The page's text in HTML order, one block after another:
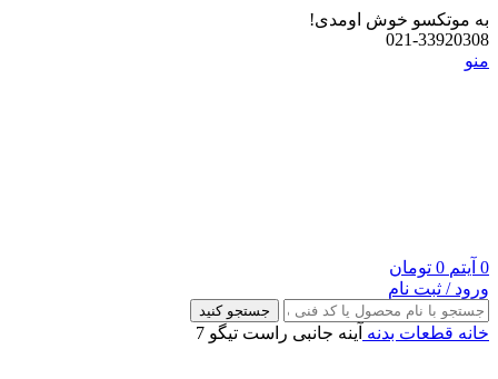
به موتکسو خوش اومدی!
021-33920308
منو
0 آیتم 0 تومان
ورود / ثبت نام
جستجو کنید
خانه قطعات بدنه آینه جانبی راست تیگو 7